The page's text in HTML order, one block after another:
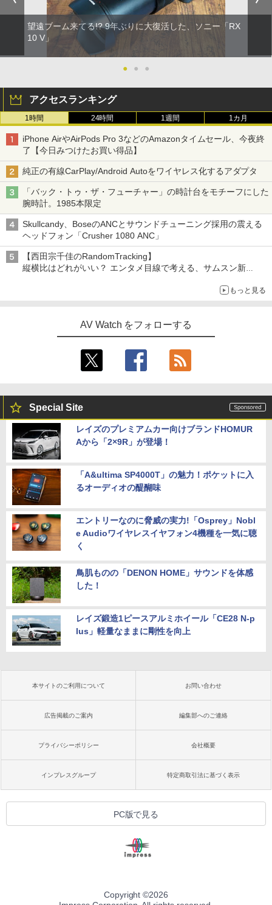
望遠ブーム来てる!? 9年ぶりに大復活した、ソニー「RX
10 V」
● ● ●
アクセスランキング
1時間 24時間 1週間 1カ月
iPhone AirやAirPods Pro 3などのAmazonタイムセール、今夜終
了【今日みつけたお買い得品】
純正の有線CarPlay/Android Autoをワイヤレス化するアダプタ
「バック・トゥ・ザ・フューチャー」の時計台をモチーフにした
腕時計。1985本限定
Skullcandy、BoseのANCとサウンドチューニング採用の震える
ヘッドフォン「Crusher 1080 ANC」
【西田宗千佳のRandomTracking】
縦横比はどれがいい？ エンタメ目線で考える、サムスン新
もっと見る
AV Watch をフォローする
Special Site
レイズのプレミアムカー向けブランドHOMUR
Aから「2×9R」が登場！
「A&ultima SP4000T」の魅力！ポケットに入
るオーディオの醍醐味
エントリーなのに脅威の実力!「Osprey」Nobl
e Audioワイヤレスイヤフォン4機種を一気に聴
く
鳥肌ものの「DENON HOME」サウンドを体感
した！
レイズ鍛造1ピースアルミホイール「CE28 N-p
lus」軽量なままに剛性を向上
本サイトのご利用について お問い合わせ
広告掲載のご案内 編集部へのご連絡
プライバシーポリシー 会社概要
インプレスグループ 特定商取引法に基づく表示
PC版で見る
Copyright ©2026